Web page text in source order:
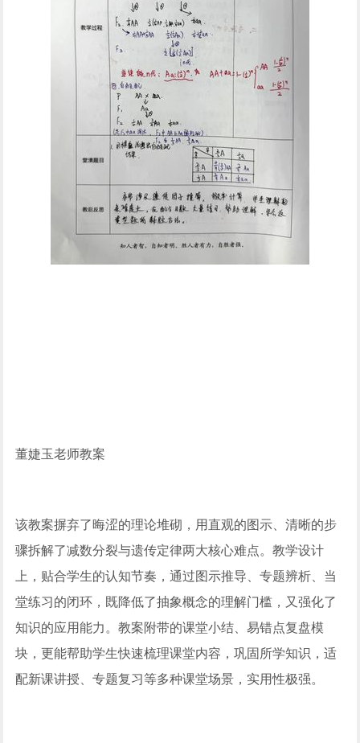
董婕玉老师教案
该教案摒弃了晦涩的理论堆砌，用直观的图示、清晰的步
骤拆解了减数分裂与遗传定律两大核心难点。教学设计
上，贴合学生的认知节奏，通过图示推导、专题辨析、当
堂练习的闭环，既降低了抽象概念的理解门槛，又强化了
知识的应用能力。教案附带的课堂小结、易错点复盘模
块，更能帮助学生快速梳理课堂内容，巩固所学知识，适
配新课讲授、专题复习等多种课堂场景，实用性极强。